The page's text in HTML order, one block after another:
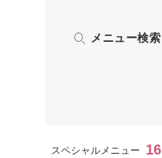
メニュー検索
スペシャルメニュー 16